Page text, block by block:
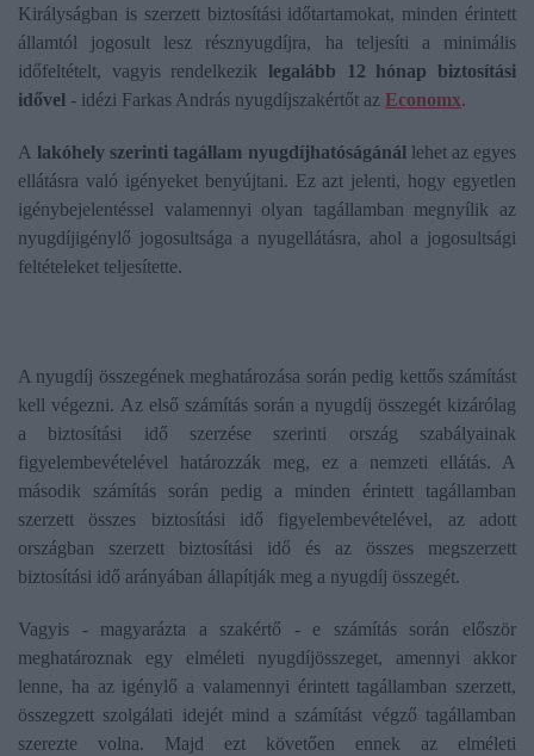
Királyságban is szerzett biztosítási időtartamokat, minden érintett
államtól jogosult lesz résznyugdíjra, ha teljesíti a minimális
időfeltételt, vagyis rendelkezik legalább 12 hónap biztosítási
idővel - idézi Farkas András nyugdíjszakértőt az Economx.
A lakóhely szerinti tagállam nyugdíjhatóságánál lehet az egyes
ellátásra való igényeket benyújtani. Ez azt jelenti, hogy egyetlen
igénybejelentéssel valamennyi olyan tagállamban megnyílik az
nyugdíjigénylő jogosultsága a nyugellátásra, ahol a jogosultsági
feltételeket teljesítette.
A nyugdíj összegének meghatározása során pedig kettős számítást
kell végezni. Az első számítás során a nyugdíj összegét kizárólag
a biztosítási idő szerzése szerinti ország szabályainak
figyelembevételével határozzák meg, ez a nemzeti ellátás. A
második számítás során pedig a minden érintett tagállamban
szerzett összes biztosítási idő figyelembevételével, az adott
országban szerzett biztosítási idő és az összes megszerzett
biztosítási idő arányában állapítják meg a nyugdíj összegét.
Vagyis - magyarázta a szakértő - e számítás során először
meghatároznak egy elméleti nyugdíjösszeget, amennyi akkor
lenne, ha az igénylő a valamennyi érintett tagállamban szerzett,
összegzett szolgálati idejét mind a számítást végző tagállamban
szerezte volna. Majd ezt követően ennek az elméleti